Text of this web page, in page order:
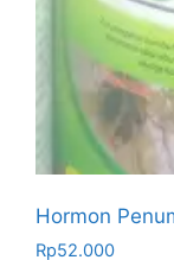
Hormon
Rp52.000